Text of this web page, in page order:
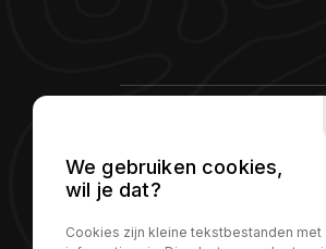
We gebruiken cookies,
wil je dat?
Cookies zijn kleine tekstbestanden met